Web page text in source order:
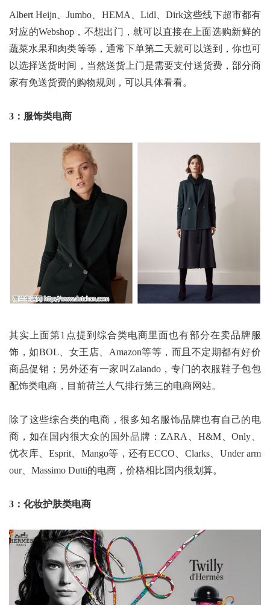
Albert Heijn、Jumbo、HEMA、Lidl、Dirk这些线下超市都有
对应的Webshop，不想出门，就可以直接在上面选购新鲜的
蔬菜水果和肉类等等，通常下单第二天就可以送到，你也可
以选择送货时间，当然送货上门是需要支付送货费，部分商
家有免送货费的购物规则，可以具体看看。
3：服饰类电商
其实上面第1点提到综合类电商里面也有部分在卖品牌服
饰，如BOL、女王店、Amazon等等，而且不定期都有好价
商品促销；另外还有一家叫Zalando，专门的衣服鞋子包包
配饰类电商，目前荷兰人气排行第三的电商网站。
除了这些综合类的电商，很多知名服饰品牌也有自己的电
商，如在国内很大众的国外品牌：ZARA、H&M、Only、
优衣库、Esprit、Mango等，还有ECCO、Clarks、Under arm
our、Massimo Dutti的电商，价格相比国内很划算。
3：化妆护肤类电商